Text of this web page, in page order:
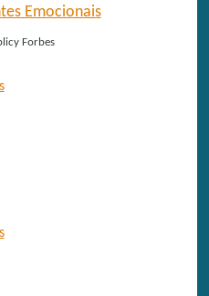
Emocionais
Forbes